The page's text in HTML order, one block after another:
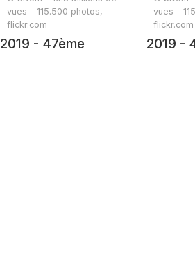
vues - 115.500 photos,
flickr.com
2019 - 47ème
vues -
flickr.com
2019 -